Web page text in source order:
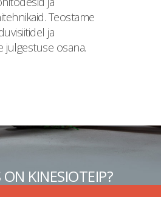
Teostame
ja
julgestuse osana.
ON KINESIOTEIP?